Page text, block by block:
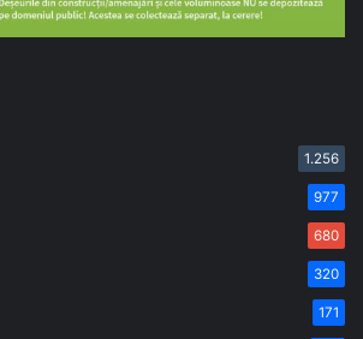
1.256
977
680
320
171